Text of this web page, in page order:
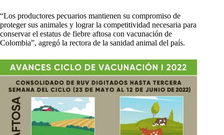
“Los productores pecuarios mantienen su compromiso de
proteger sus animales y lograr la competitividad necesaria para
conservar el estatus de fiebre aftosa con vacunación de
Colombia”, agregó la rectora de la sanidad animal del país.